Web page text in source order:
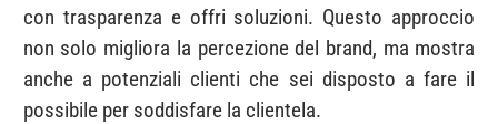
con trasparenza e offri soluzioni. Questo approccio
non solo migliora la percezione del brand, ma mostra
anche a potenziali clienti che sei disposto a fare il
possibile per soddisfare la clientela.